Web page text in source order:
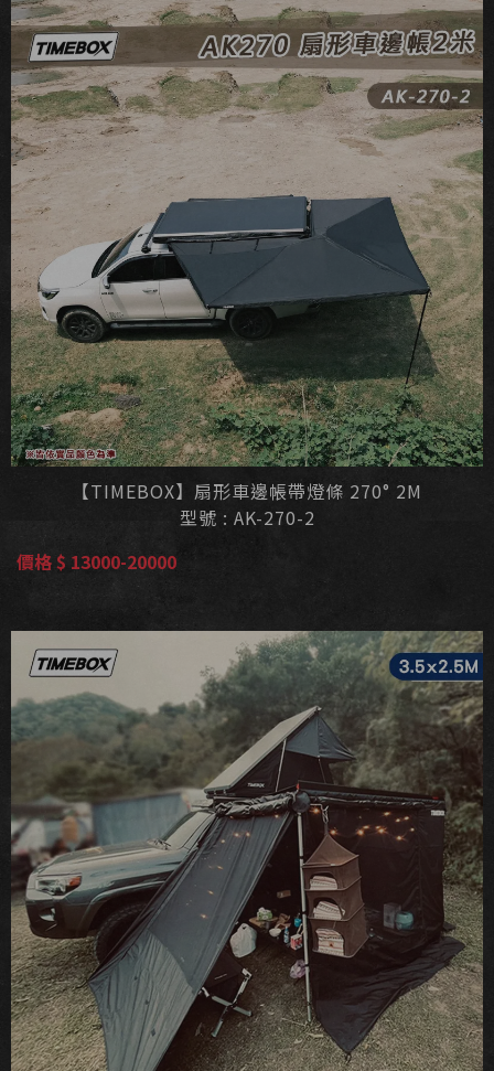
【TIMEBOX】扇形車邊帳帶燈條 270° 2M
型號 : AK-270-2
價格 $ 13000-20000